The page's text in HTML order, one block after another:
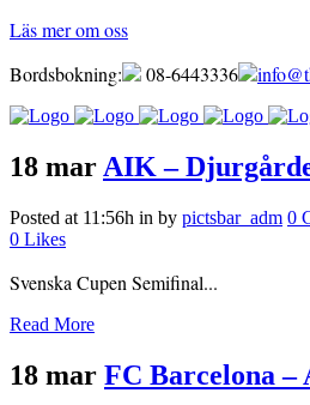
Läs mer om oss
Bordsbokning:
08-6443336
18 mar AIK –
Posted at 11:56h in by pictsbar_adm 0
0 Likes
Svenska Cupen Semifinal...
Read More
18 mar FC Barcelona